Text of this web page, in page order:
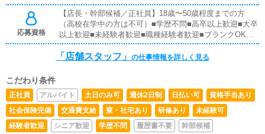
客様の案内をお願いします。予約の確認、会計作業、注意
事項のご案内などを担当していただきます。簡単なマニュ
アルがあり、先輩スタッフについて学びながら業務を覚え
ていけるので、未経験の方でも安心です。■企画の立案店
いただきます。【新規のお客様の増加】【リピート率の向
がしっかり稼げるよう、インターネットを活用したPR
（写メ日記など）の効果的な使い方をアドバイスしていた
だきます。■PC更新業務ヘブンネットなどポータルサイト
の店舗情報を更新します。キャストの出勤情報やイベン
応募資格
【店長・幹部候補／正社員】18歳〜50歳程度までの方
（高校在学中の方は不可）■学歴不問■高卒以上歓迎■大卒
以上歓迎■未経験者歓迎■職種経験者歓迎■ブランクOK全
国総合第1位のウルトラグループで働いてみたいという方
なら、どなたでも大歓迎です！
「店舗スタッフ」 の仕事情報を詳しく見る
こだわり条件
正社員 アルバイト 土日のみ可 週休2日制 日払い可
資格手当あり
社会保険完備
交通費支給 寮・社宅あり 研修あり
未経験可
経験者歓迎
シニア歓迎 学歴不問 履歴書不要
幹部候補